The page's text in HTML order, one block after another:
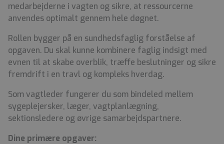
medarbejderne i vagten og sikre, at ressourcerne
anvendes optimalt gennem hele døgnet.
Rollen bygger på en sundhedsfaglig forståelse af
opgaven. Du skal kunne kombinere faglig indsigt med
evnen til at skabe overblik, træffe beslutninger og sikre
fremdrift i en travl og kompleks hverdag.
Som vagtleder fungerer du som bindeled mellem
sygeplejersker, læger, vagtplanlægning,
sektionsledere og øvrige samarbejdspartnere.
Dine primære opgaver: